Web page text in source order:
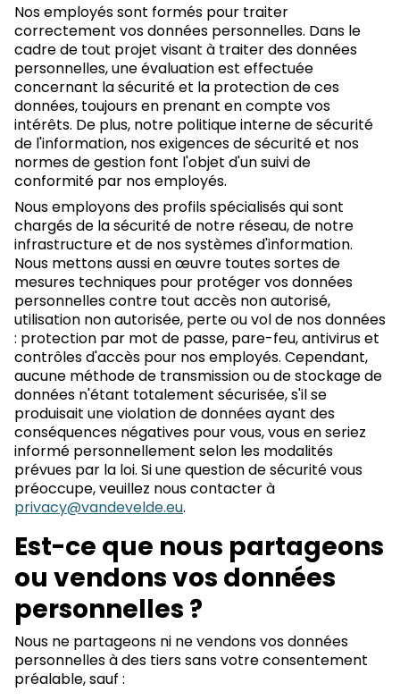
Nos employés sont formés pour traiter
correctement vos données personnelles. Dans le
cadre de tout projet visant à traiter des données
personnelles, une évaluation est effectuée
concernant la sécurité et la protection de ces
données, toujours en prenant en compte vos
intérêts. De plus, notre politique interne de sécurité
de l'information, nos exigences de sécurité et nos
normes de gestion font l'objet d'un suivi de
conformité par nos employés.
Nous employons des profils spécialisés qui sont
chargés de la sécurité de notre réseau, de notre
infrastructure et de nos systèmes d'information.
Nous mettons aussi en œuvre toutes sortes de
mesures techniques pour protéger vos données
personnelles contre tout accès non autorisé,
utilisation non autorisée, perte ou vol de nos données
: protection par mot de passe, pare-feu, antivirus et
contrôles d'accès pour nos employés. Cependant,
aucune méthode de transmission ou de stockage de
données n'étant totalement sécurisée, s'il se
produisait une violation de données ayant des
conséquences négatives pour vous, vous en seriez
informé personnellement selon les modalités
prévues par la loi. Si une question de sécurité vous
préoccupe, veuillez nous contacter à
privacy@vandevelde.eu.
Est-ce que nous partageons
ou vendons vos données
personnelles ?
Nous ne partageons ni ne vendons vos données
personnelles à des tiers sans votre consentement
préalable, sauf :